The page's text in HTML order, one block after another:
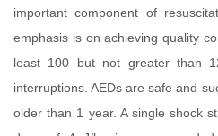
important component of
emphasis is on achieving quality
least 100 but not greater than
interruptions. AEDs are safe and
older than 1 year. A single shock